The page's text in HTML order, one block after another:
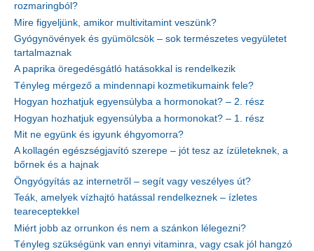
rozmaringból?
Mire figyeljünk, amikor multivitamint veszünk?
Gyógynövények és gyümölcsök – sok természetes vegyületet
tartalmaznak
A paprika öregedésgátló hatásokkal is rendelkezik
Tényleg mérgező a mindennapi kozmetikumaink fele?
Hogyan hozhatjuk egyensúlyba a hormonokat? – 2. rész
Hogyan hozhatjuk egyensúlyba a hormonokat? – 1. rész
Mit ne együnk és igyunk éhgyomorra?
A kollagén egészségjavító szerepe – jót tesz az ízületeknek, a
bőrnek és a hajnak
Öngyógyítás az internetről – segít vagy veszélyes út?
Teák, amelyek vízhajtó hatással rendelkeznek – ízletes
teareceptekkel
Miért jobb az orrunkon és nem a szánkon lélegezni?
Tényleg szükségünk van ennyi vitaminra, vagy csak jól hangzó